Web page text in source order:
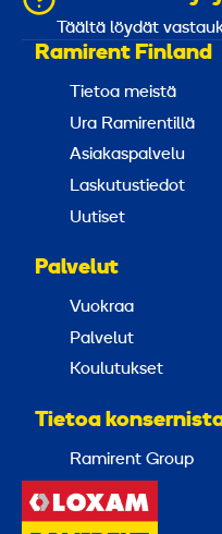
Täältä löydät
Ramirent Finland
Tietoa meistä
Ura Ramirentillä
Asiakaspalvelu
Laskutustiedot
Uutiset
Palvelut
Vuokraa
Palvelut
Koulutukset
Tietoa
Ramirent Group